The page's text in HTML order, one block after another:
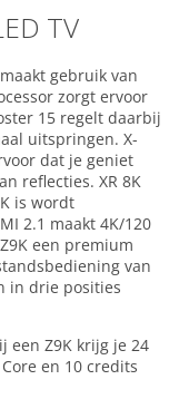
TV
gebruik van
zorgt ervoor
15 regelt daarbij
uitspringen. X-
dat je geniet
reflecties. XR 8K
is wordt
2.1 maakt 4K/120
een premium
van
in drie posities
een Z9K krijg je 24
en 10 credits